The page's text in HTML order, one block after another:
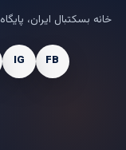
خانه بسکتبال ایران،